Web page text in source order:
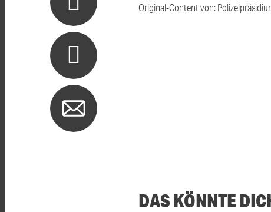
Original-Content von:
DAS KÖNNTE